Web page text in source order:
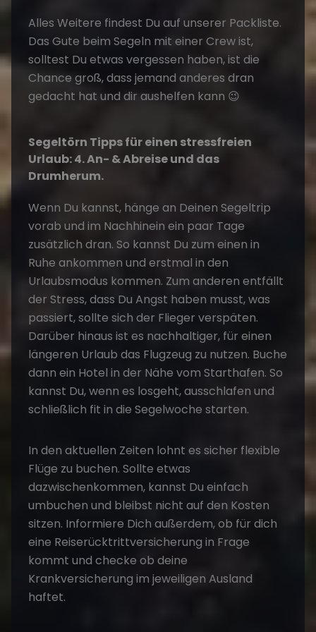
Alles Weitere findest Du auf unserer Packliste.
Das Gute beim Segeln mit einer Crew ist,
solltest Du etwas vergessen haben, ist die
Chance groß, dass jemand anderes dran
gedacht hat und dir aushelfen kann 😉
Segeltörn Tipps für einen stressfreien
Urlaub: 4. An- & Abreise und das
Drumherum.
Wenn Du kannst, hänge an Deinen Segeltrip
vorab und im Nachhinein ein paar Tage
zusätzlich dran. So kannst Du zum einen in
Ruhe ankommen und erstmal in den
Urlaubsmodus kommen. Zum anderen entfällt
der Stress, dass Du Angst haben musst, was
passiert, sollte sich der Flieger verspäten.
Darüber hinaus ist es nachhaltiger, für einen
längeren Urlaub das Flugzeug zu nutzen. Buche
dann ein Hotel in der Nähe vom Starthafen. So
kannst Du, wenn es losgeht, ausschlafen und
schließlich fit in die Segelwoche starten.
In den aktuellen Zeiten lohnt es sicher flexible
Flüge zu buchen. Sollte etwas
dazwischenkommen, kannst Du einfach
umbuchen und bleibst nicht auf den Kosten
sitzen. Informiere Dich außerdem, ob für dich
eine Reiserücktrittversicherung in Frage
kommt und checke ob deine
Krankversicherung im jeweiligen Ausland
haftet.